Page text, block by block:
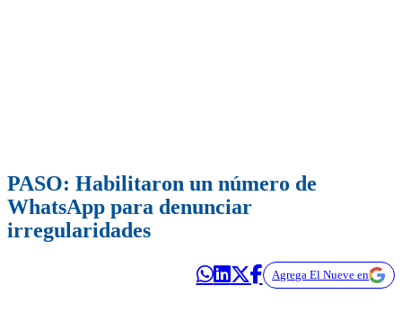
PASO: Habilitaron un número de
WhatsApp para denunciar
irregularidades
Agrega El Nueve en